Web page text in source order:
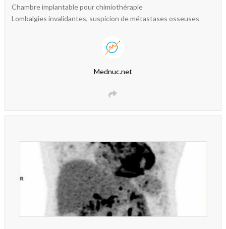
Chambre implantable pour chimiothérapie
Lombalgies invalidantes, suspicion de métastases osseuses
Mednuc.net